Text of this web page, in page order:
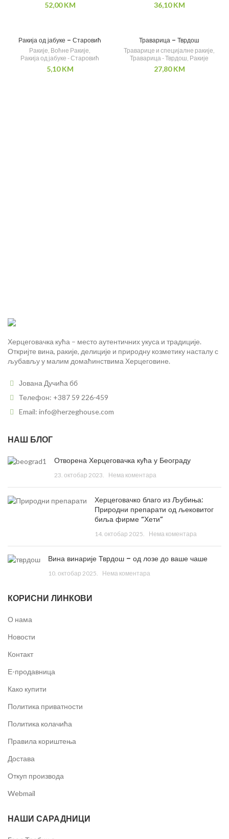
52,00KM 36,10KM
Ракија од јабуке – Старовић
Ракије, Воћне Ракије,
Ракија од јабуке - Старовић
5,10KM
Траварица – Тврдош
Траварице и специјалне ракије,
Траварица - Тврдош, Ракије
27,80KM
Херцеговачка кућа – место аутентичних укуса и традиције.
Откријте вина, ракије, делиције и природну козметику насталу с
љубављу у малим домаћинствима Херцеговине.
Јована Дучића бб
Телефон: +387 59 226-459
Email: info@herzeghouse.com
НАШ БЛОГ
Отворена Херцеговачка кућа у Београду
23. октобар 2023. Нема коментара
Херцеговачко благо из Љубиња:
Природни препарати од љековитог
биља фирме “Хети”
14. октобар 2025. Нема коментара
Вина винарије Тврдош – од лозе до ваше чаше
10. октобар 2025. Нема коментара
КОРИСНИ ЛИНКОВИ
О нама
Новости
Контакт
Е-продавница
Како купити
Политика приватности
Политика колачића
Правила кориштења
Достава
Откуп производа
Webmail
НАШИ САРАДНИЦИ